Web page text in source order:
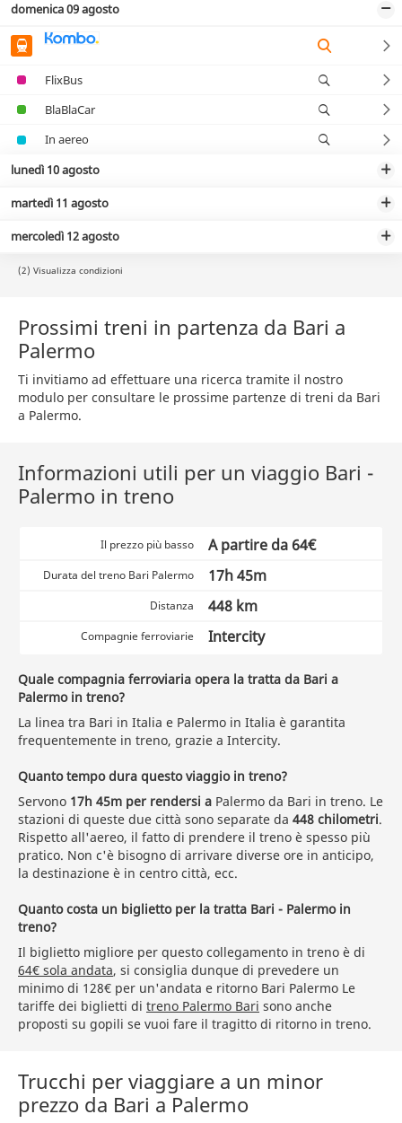
domenica 09 agosto
FlixBus
BlaBlaCar
In aereo
lunedì 10 agosto
martedì 11 agosto
mercoledì 12 agosto
(2) Visualizza condizioni
Prossimi treni in partenza da Bari a
Palermo
Ti invitiamo ad effettuare una ricerca tramite il nostro
modulo per consultare le prossime partenze di treni da Bari
a Palermo.
Informazioni utili per un viaggio Bari -
Palermo in treno
Il prezzo più basso A partire da 64€
Durata del treno Bari Palermo 17h 45m
Distanza 448 km
Compagnie ferroviarie Intercity
Quale compagnia ferroviaria opera la tratta da Bari a
Palermo in treno?
La linea tra Bari in Italia e Palermo in Italia è garantita
frequentemente in treno, grazie a Intercity.
Quanto tempo dura questo viaggio in treno?
Servono 17h 45m per rendersi a Palermo da Bari in treno. Le
stazioni di queste due città sono separate da 448 chilometri.
Rispetto all'aereo, il fatto di prendere il treno è spesso più
pratico. Non c'è bisogno di arrivare diverse ore in anticipo,
la destinazione è in centro città, ecc.
Quanto costa un biglietto per la tratta Bari - Palermo in
treno?
Il biglietto migliore per questo collegamento in treno è di
64€ sola andata, si consiglia dunque di prevedere un
minimo di 128€ per un'andata e ritorno Bari Palermo Le
tariffe dei biglietti di treno Palermo Bari sono anche
proposti su gopili se vuoi fare il tragitto di ritorno in treno.
Trucchi per viaggiare a un minor
prezzo da Bari a Palermo